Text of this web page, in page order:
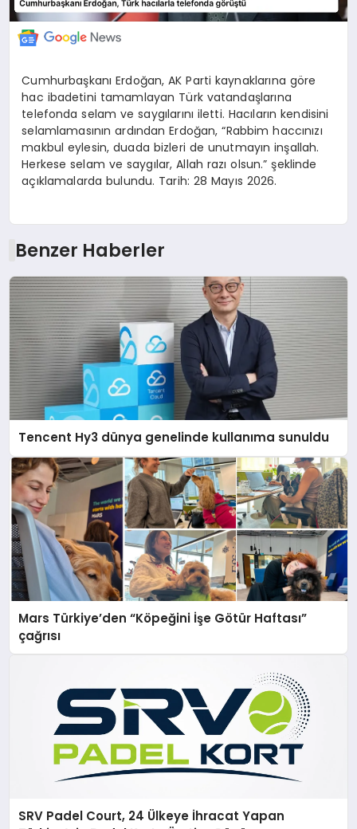
EĞİTİM
Cumhurbaşkanı Erdoğan, AK Parti kaynaklarına göre
hac ibadetini tamamlayan Türk vatandaşlarına
telefonda selam ve saygılarını iletti. Hacıların kendisini
selamlamasının ardından Erdoğan, “Rabbim haccınızı
makbul eylesin, duada bizleri de unutmayın inşallah.
Herkese selam ve saygılar, Allah razı olsun.” şeklinde
açıklamalarda bulundu. Tarih: 28 Mayıs 2026.
Benzer Haberler
Tencent Hy3 dünya genelinde kullanıma sunuldu
Mars Türkiye’den “Köpeğini İşe Götür Haftası”
çağrısı
SRV Padel Court, 24 Ülkeye İhracat Yapan